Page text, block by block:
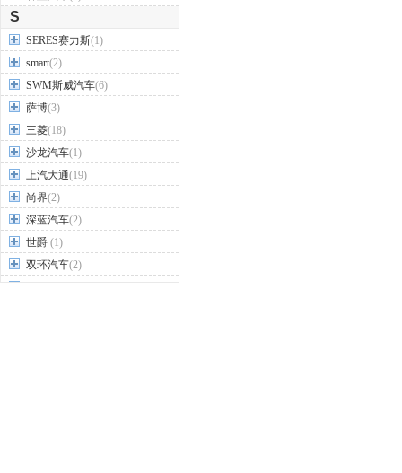
S
SERES赛力斯(1)
smart(2)
SWM斯威汽车(6)
萨博(3)
三菱(18)
沙龙汽车(1)
上汽大通(19)
尚界(2)
深蓝汽车(2)
世爵 (1)
双环汽车(2)